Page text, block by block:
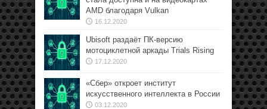
AMD благодаря Vulkan
16.12.2020
Ubisoft раздаёт ПК-версию
мотоциклетной аркады Trials Rising
17.12.2020
«Сбер» откроет институт
искусственного интеллекта в России
03.12.2020